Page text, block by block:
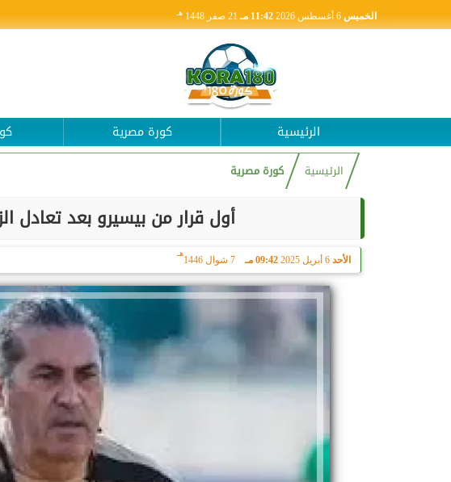
الخميس 11:42 مـ 21 صفر 1448 هـ
الرئيسية كورة مصرية
الرئيسية كورة مصرية
أول قرار من بيسيرو بعد تعادل
الأحد 6 أبريل 2025 09:42 مـ 7 شوال 1446
هـ